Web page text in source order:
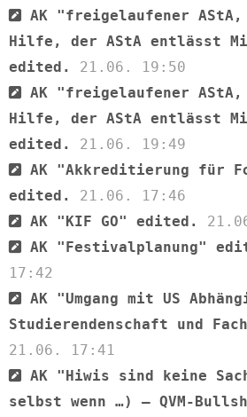
AK "freigelaufener AStA,
Hilfe, der AStA entlässt
edited.
21.06. 19:50
AK "freigelaufener AStA,
Hilfe, der AStA entlässt
edited.
21.06. 19:49
AK "Akkreditierung für
edited.
21.06. 17:46
AK "KIF GO" edited.
AK "Festivalplanung"
17:42
AK "Umgang mit US
Studierendenschaft und
21.06. 17:41
AK "Hiwis sind keine
selbst wenn …) – QVM-